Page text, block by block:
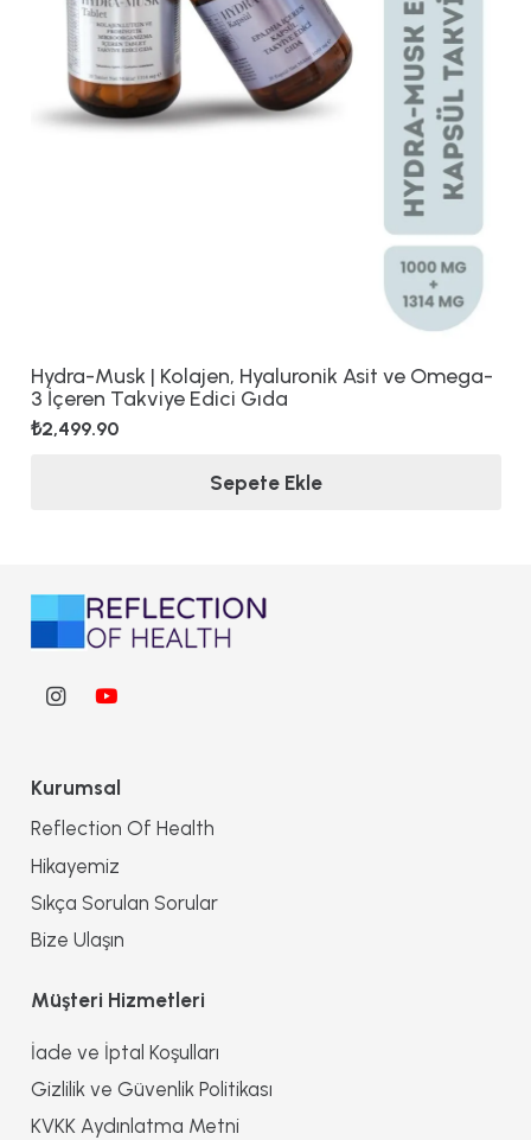
Hydra-Musk | Kolajen, Hyaluronik Asit ve Omega-
3 İçeren Takviye Edici Gıda
₺2,499.90
Sepete Ekle
Kurumsal
Reflection Of Health
Hikayemiz
Sıkça Sorulan Sorular
Bize Ulaşın
Müşteri Hizmetleri
İade ve İptal Koşulları
Gizlilik ve Güvenlik Politikası
KVKK Aydınlatma Metni